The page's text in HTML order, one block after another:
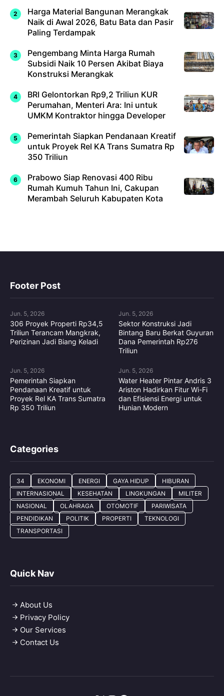
Harga Material Bangunan Merangkak
Naik di Awal 2026, Batu Bata dan Pasir
Paling Terdampak
Pengembang Minta Harga Rumah
Subsidi Naik 10 Persen Akibat Biaya
Konstruksi Merangkak
BRI Gelontorkan Rp9,2 Triliun KUR
Perumahan, Menteri Ara: Ini untuk
UMKM Kontraktor hingga Developer
Pemerintah Siapkan Pendanaan Kreatif
untuk Proyek Rel KA Trans Sumatra Rp
350 Triliun
Prabowo Siap Renovasi 400 Ribu
Rumah Kumuh Tahun Ini, Cakupan
Merambah Seluruh Kabupaten Kota
Footer Post
Jun. 5, 2026
306 Proyek Properti Rp34,5
Triliun Terancam Mangkrak,
Perizinan Jadi Biang Keladi
Jun. 5, 2026
Sektor Konstruksi Jadi
Bintang Baru Berkat Guyuran
Dana Pemerintah Rp276
Triliun
Jun. 5, 2026
Pemerintah Siapkan
Pendanaan Kreatif untuk
Proyek Rel KA Trans Sumatra
Rp 350 Triliun
Jun. 5, 2026
Water Heater Pintar Andris 3
Ariston Hadirkan Fitur Wi-Fi
dan Efisiensi Energi untuk
Hunian Modern
Categories
34 EKONOMI ENERGI GAYA HIDUP
HIBURAN
INTERNASIONAL
KESEHATAN LINGKUNGAN
MILITER
NASIONAL
OLAHRAGA OTOMOTIF
PARIWISATA
PENDIDIKAN
POLITIK PROPERTI
TEKNOLOGI
TRANSPORTASI
Quick Nav
About Us
Privacy Policy
Our Services
Contact Us